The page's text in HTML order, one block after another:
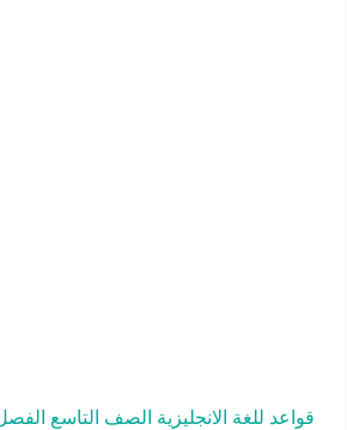
قواعد للغة الانجليزية الصف التاسع